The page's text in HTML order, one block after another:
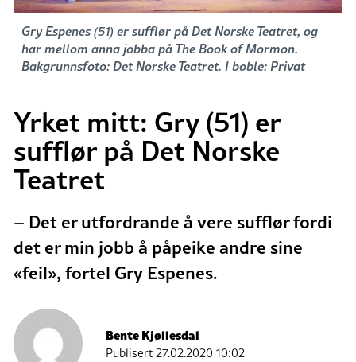
Gry Espenes (51) er sufflør på Det Norske Teatret, og
har mellom anna jobba på The Book of Mormon.
Bakgrunnsfoto: Det Norske Teatret. I boble: Privat
Yrket mitt: Gry (51) er
sufflør på Det Norske
Teatret
– Det er utfordrande å vere sufflør fordi
det er min jobb å påpeike andre sine
«feil», fortel Gry Espenes.
Bente Kjøllesdal
Publisert27.02.2020 10:02